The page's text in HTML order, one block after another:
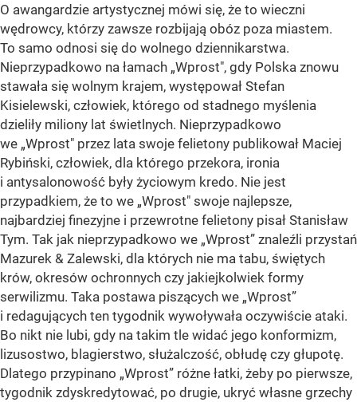
O awangardzie artystycznej mówi się, że to wieczni
wędrowcy, którzy zawsze rozbijają obóz poza miastem.
To samo odnosi się do wolnego dziennikarstwa.
Nieprzypadkowo na łamach „Wprost", gdy Polska znowu
stawała się wolnym krajem, występował Stefan
Kisielewski, człowiek, którego od stadnego myślenia
dzieliły miliony lat świetlnych. Nieprzypadkowo
we „Wprost" przez lata swoje felietony publikował Maciej
Rybiński, człowiek, dla którego przekora, ironia
i antysalonowość były życiowym kredo. Nie jest
przypadkiem, że to we „Wprost" swoje najlepsze,
najbardziej finezyjne i przewrotne felietony pisał Stanisław
Tym. Tak jak nieprzypadkowo we „Wprost” znaleźli przystań
Mazurek & Zalewski, dla których nie ma tabu, świętych
krów, okresów ochronnych czy jakiejkolwiek formy
serwilizmu. Taka postawa piszących we „Wprost”
i redagujących ten tygodnik wywoływała oczywiście ataki.
Bo nikt nie lubi, gdy na takim tle widać jego konformizm,
lizusostwo, blagierstwo, służalczość, obłudę czy głupotę.
Dlatego przypinano „Wprost” różne łatki, żeby po pierwsze,
tygodnik zdyskredytować, po drugie, ukryć własne grzechy